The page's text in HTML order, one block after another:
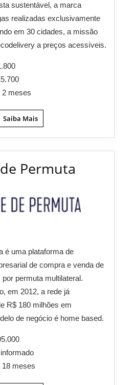
sustentável, a marca
realizadas exclusivamente
em 30 cidades, a missão
a preços acessíveis.
2 meses
Saiba Mais
Permuta
é uma plataforma de
de compra e venda de
permuta multilateral.
em 2012, a rede já
R$ 180 milhões em
de negócio é home based.
18 meses